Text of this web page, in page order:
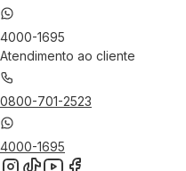
4000-1695
Atendimento ao cliente
0800-701-2523
4000-1695